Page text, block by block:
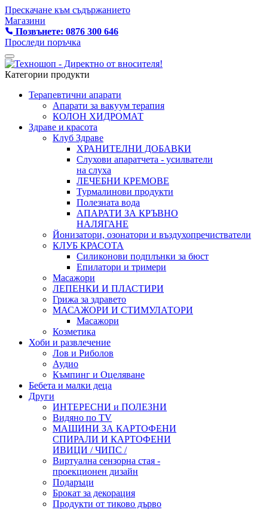
Прескачане към съдържанието
Магазини
Позвънете: 0876 300 646
Проследи поръчка
Категории продукти
Терапевтични апарати
Апарати за вакуум терапия
КОЛОН ХИДРОМАТ
Здраве и красота
Клуб Здраве
ХРАНИТЕЛНИ ДОБАВКИ
Слухови апаратчета - усилватели
на слуха
ЛЕЧЕБНИ КРЕМОВЕ
Турмалинови продукти
Полезната вода
АПАРАТИ ЗА КРЪВНО
НАЛЯГАНЕ
Йонизатори, озонатори и въздухопречистватели
КЛУБ КРАСОТА
Силиконови подплънки за бюст
Епилатори и тримери
Масажори
ЛЕПЕНКИ И ПЛАСТИРИ
Грижа за здравето
МАСАЖОРИ И СТИМУЛАТОРИ
Масажори
Козметика
Хоби и развлечение
Лов и Риболов
Аудио
Къмпинг и Оцеляване
Бебета и малки деца
Други
ИНТЕРЕСНИ и ПОЛЕЗНИ
Видяно по TV
МАШИНИ ЗА КАРТОФЕНИ
СПИРАЛИ И КАРТОФЕНИ
ИВИЦИ / ЧИПС /
Виртуална сензорна стая -
проекционен дизайн
Подаръци
Брокат за декорация
Продукти от тиково дърво